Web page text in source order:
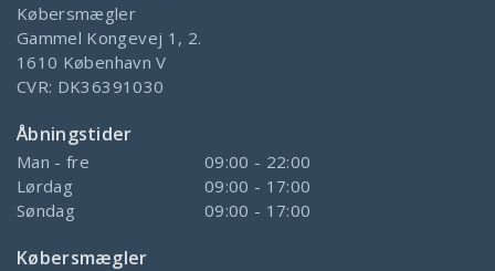
Købersmægler
Gammel Kongevej 1, 2.
1610 København V
CVR: DK36391030
Åbningstider
Man - fre
09:00 - 22:00
Lørdag
09:00 - 17:00
Søndag
09:00 - 17:00
Købersmægler